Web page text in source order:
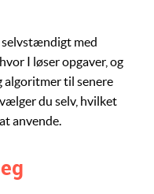
med
I løser opgaver, og
algoritmertil senere
du selv, hvilket
anvende.